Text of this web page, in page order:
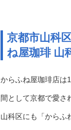
京都市山科
ね屋珈琲 山
からふね屋珈琲店は
間として京都で愛さ
山科区にも「からふ